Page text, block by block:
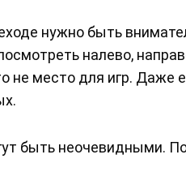
нужно быть
налево,
не место для игр. Даже
быть неочевидными.